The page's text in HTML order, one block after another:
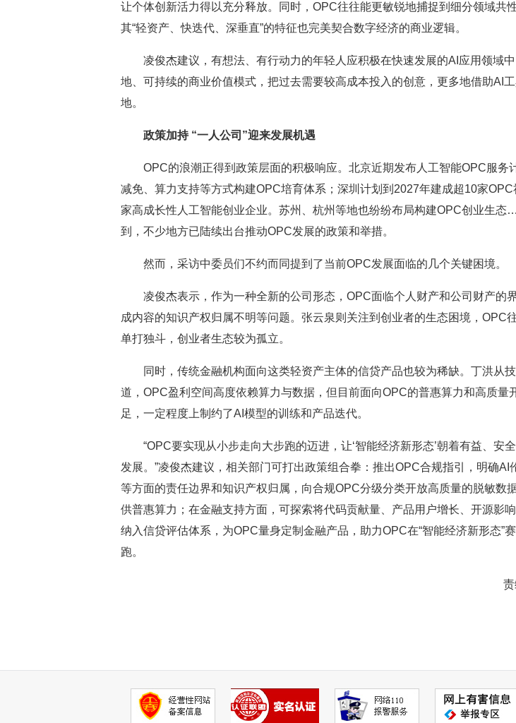
让个体创新活力得以充分释放。同时，OPC往往能更敏锐地捕捉到细分领域共
其“轻资产、快迭代、深垂直”的特征也完美契合数字经济的商业逻辑。
凌俊杰建议，有想法、有行动力的年轻人应积极在快速发展的AI应用领域中
地、可持续的商业价值模式，把过去需要较高成本投入的创意，更多地借助AI
地。
政策加持 “一人公司”迎来发展机遇
OPC的浪潮正得到政策层面的积极响应。北京近期发布人工智能OPC服务
减免、算力支持等方式构建OPC培育体系；深圳计划到2027年建成超10家
家高成长性人工智能创业企业。苏州、杭州等地也纷纷布局构建OPC创业生
到，不少地方已陆续出台推动OPC发展的政策和举措。
然而，采访中委员们不约而同提到了当前OPC发展面临的几个关键困境。
凌俊杰表示，作为一种全新的公司形态，OPC面临个人财产和公司财产的
成内容的知识产权归属不明等问题。张云泉则关注到创业者的生态困境，OPC
单打独斗，创业者生态较为孤立。
同时，传统金融机构面向这类轻资产主体的信贷产品也较为稀缺。丁洪从
道，OPC盈利空间高度依赖算力与数据，但目前面向OPC的普惠算力和高质量
足，一定程度上制约了AI模型的训练和产品迭代。
“OPC要实现从小步走向大步跑的迈进，让‘智能经济新形态’朝着有益、安
发展。”凌俊杰建议，相关部门可打出政策组合拳：推出OPC合规指引，明确AI
等方面的责任边界和知识产权归属，向合规OPC分级分类开放高质量的脱敏数
供普惠算力；在金融支持方面，可探索将代码贡献量、产品用户增长、开源影响
纳入信贷评估体系，为OPC量身定制金融产品，助力OPC在“智能经济新形态”
跑。